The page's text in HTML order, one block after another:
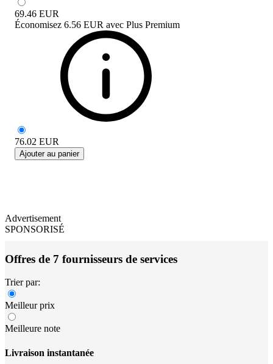
69.46 EUR
Économisez 6.56 EUR avec Plus Premium
76.02 EUR
Ajouter au panier
Advertisement
SPONSORISÉ
Offres de 7 fournisseurs de services
Trier par:
Meilleur prix
Meilleure note
Livraison instantanée